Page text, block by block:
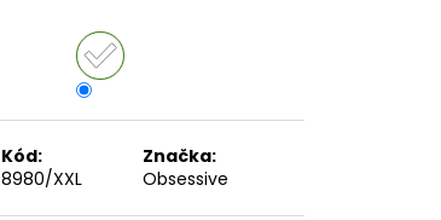
Kód:
8980/XXL
Značka:
Obsessive